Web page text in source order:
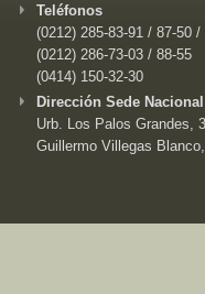
Teléfonos
(0212) 285-83-91 / 87-50 /
(0212) 286-73-03 / 88-55
(0414) 150-32-30
Dirección Sede
Urb. Los Palos Grandes,
Guillermo Villegas